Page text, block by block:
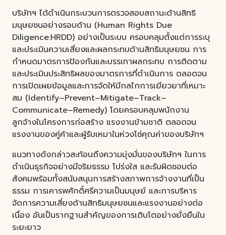
บริษัทฯ ได้ดำเนินกระบวนการตรวจสอบสถานะด้านสิทธิ
มนุษยชนอย่างรอบด้าน (Human Rights Due
Diligence:HRDD) อย่างเป็นระบบ ครอบคลุมตั้งแต่การระบุ
และประเมินความเสี่ยงและผลกระทบด้านสิทธิมนุษยชน การ
กำหนดมาตรการป้องกันและบรรเทาผลกระทบ การติดตาม
และประเมินประสิทธิผลของมาตรการที่ดำเนินการ ตลอดจน
การเปิดเผยข้อมูลและการจัดให้มีกลไกการเยียวยาที่เหมาะ
สม (Identify–Prevent–Mitigate–Track–
Communicate–Remedy) โดยครอบคลุมพนักงาน
ลูกจ้างในโครงการก่อสร้าง แรงงานข้ามชาติ ตลอดจน
แรงงานของคู่ค้าและผู้รับเหมาในห่วงโซ่คุณค่าของบริษัทฯ
แนวทางดังกล่าวสะท้อนถึงความมุ่งมั่นของบริษัทฯ ในการ
ดำเนินธุรกิจอย่างมีจริยธรรม โปร่งใส และรับผิดชอบต่อ
สังคมพร้อมทั้งสนับสนุนการสร้างสภาพการจ้างงานที่เป็น
ธรรม การเคารพศักดิ์ศรีความเป็นมนุษย์ และการบริหาร
จัดการความเสี่ยงด้านสิทธิมนุษยชนและแรงงานอย่างต่อ
เนื่อง อันเป็นรากฐานสำคัญของการเติบโตอย่างยั่งยืนใน
ระยะยาว